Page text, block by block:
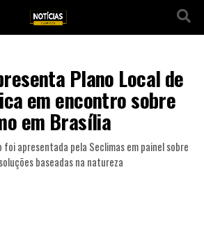
Plano Local de
em encontro sobre
em Brasília
foi apresentada pela Seclimas em painel sobre
baseadas na natureza